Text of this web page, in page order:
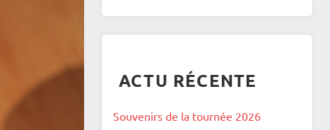
ACTU RÉCENTE
Souvenirs de la tournée 2026